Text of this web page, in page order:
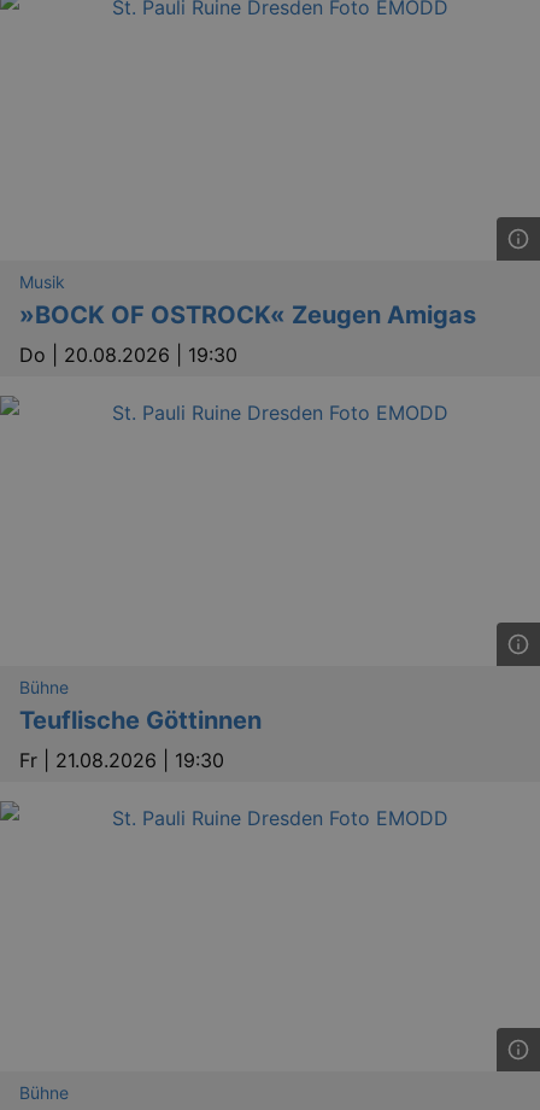
Musik
»BOCK OF OSTROCK« Zeugen Amigas
Do | 20.08.2026 | 19:30
Bühne
Teuflische Göttinnen
Fr | 21.08.2026 | 19:30
Bühne